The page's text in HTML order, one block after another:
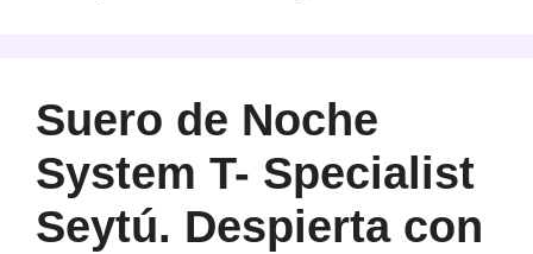
Suero de Noche
System T- Specialist
Seytú. Despierta con